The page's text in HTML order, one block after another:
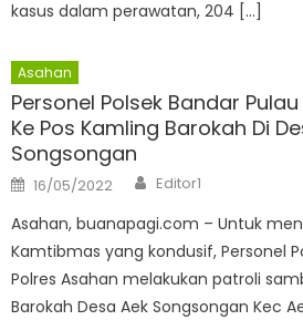
kasus dalam perawatan, 204 […]
Asahan
Personel Polsek Bandar
Ke Pos Kamling Barokah Di
Songsongan
Posted
on
16/05/2022 Author
Editor1
Asahan, buanapagi.com – Untuk
Kamtibmas yang kondusif, Personel
Polres Asahan melakukan patroli
Barokah Desa Aek Songsongan Kec